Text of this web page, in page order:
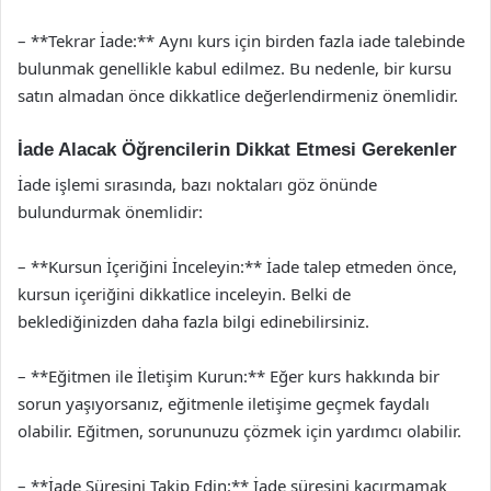
– **Tekrar İade:** Aynı kurs için birden fazla iade talebinde
bulunmak genellikle kabul edilmez. Bu nedenle, bir kursu
satın almadan önce dikkatlice değerlendirmeniz önemlidir.
İade Alacak Öğrencilerin Dikkat Etmesi Gerekenler
İade işlemi sırasında, bazı noktaları göz önünde
bulundurmak önemlidir:
– **Kursun İçeriğini İnceleyin:** İade talep etmeden önce,
kursun içeriğini dikkatlice inceleyin. Belki de
beklediğinizden daha fazla bilgi edinebilirsiniz.
– **Eğitmen ile İletişim Kurun:** Eğer kurs hakkında bir
sorun yaşıyorsanız, eğitmenle iletişime geçmek faydalı
olabilir. Eğitmen, sorununuzu çözmek için yardımcı olabilir.
– **İade Süresini Takip Edin:** İade süresini kaçırmamak